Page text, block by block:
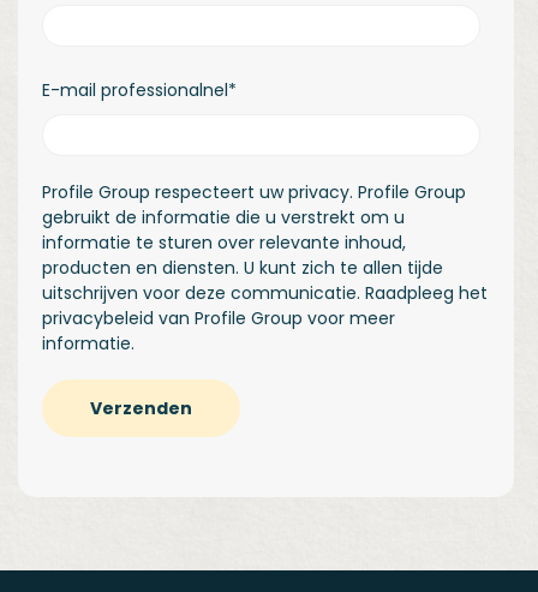
E-mail professionalnel*
Profile Group respecteert uw privacy. Profile Group
gebruikt de informatie die u verstrekt om u
informatie te sturen over relevante inhoud,
producten en diensten. U kunt zich te allen tijde
uitschrijven voor deze communicatie. Raadpleeg het
privacybeleid van Profile Group voor meer
informatie.